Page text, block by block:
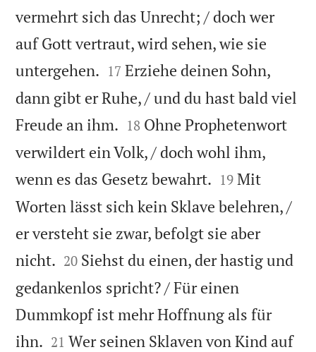
vermehrt sich das Unrecht; / doch wer
auf Gott vertraut, wird sehen, wie sie
untergehen. 

17 Erziehe deinen Sohn,
dann gibt er Ruhe, / und du hast bald viel
Freude an ihm. 

18 Ohne Prophetenwort
verwildert ein Volk, / doch wohl ihm,
wenn es das Gesetz bewahrt. 

19 Mit
Worten lässt sich kein Sklave belehren, /
er versteht sie zwar, befolgt sie aber
nicht. 

20 Siehst du einen, der hastig und
gedankenlos spricht? / Für einen
Dummkopf ist mehr Hoffnung als für
ihn. 

21 Wer seinen Sklaven von Kind auf